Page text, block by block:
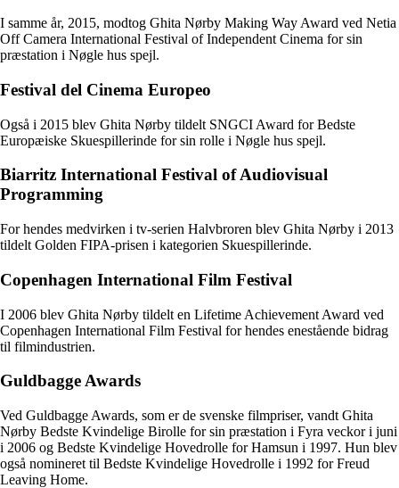
I samme år, 2015, modtog Ghita Nørby Making Way Award ved Netia
Off Camera International Festival of Independent Cinema for sin
præstation i Nøgle hus spejl.
Festival del Cinema Europeo
Også i 2015 blev Ghita Nørby tildelt SNGCI Award for Bedste
Europæiske Skuespillerinde for sin rolle i Nøgle hus spejl.
Biarritz International Festival of Audiovisual
Programming
For hendes medvirken i tv-serien Halvbroren blev Ghita Nørby i 2013
tildelt Golden FIPA-prisen i kategorien Skuespillerinde.
Copenhagen International Film Festival
I 2006 blev Ghita Nørby tildelt en Lifetime Achievement Award ved
Copenhagen International Film Festival for hendes enestående bidrag
til filmindustrien.
Guldbagge Awards
Ved Guldbagge Awards, som er de svenske filmpriser, vandt Ghita
Nørby Bedste Kvindelige Birolle for sin præstation i Fyra veckor i juni
i 2006 og Bedste Kvindelige Hovedrolle for Hamsun i 1997. Hun blev
også nomineret til Bedste Kvindelige Hovedrolle i 1992 for Freud
Leaving Home.